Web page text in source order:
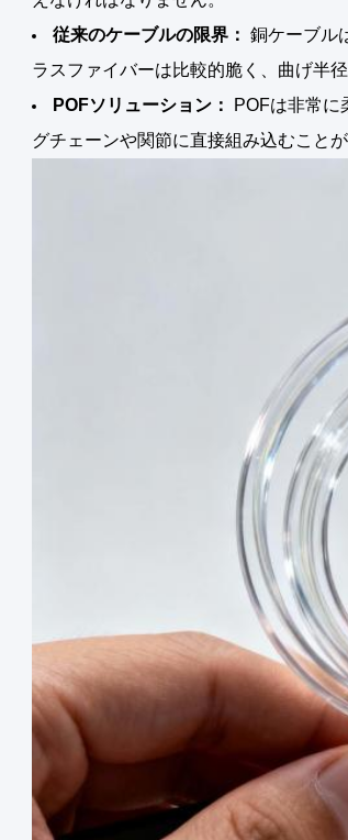
従来のケーブルの限界： 銅ケーブル
ラスファイバーは比較的脆く、曲げ半
POFソリューション：
POFは非常に
グチェーンや関節に直接組み込むこと